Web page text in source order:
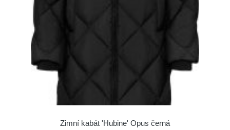
Zimní kabát 'Hubine' Opus černá